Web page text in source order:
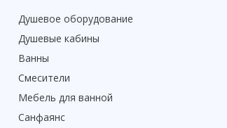
Душевое оборудование
Душевые кабины
Ванны
Смесители
Мебель для ванной
Санфаянс